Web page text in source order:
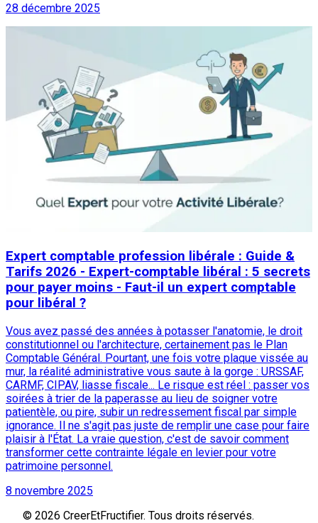
28 décembre 2025
Expert comptable profession libérale : Guide &
Tarifs 2026 - Expert-comptable libéral : 5 secrets
pour payer moins - Faut-il un expert comptable
pour libéral ?
Vous avez passé des années à potasser l'anatomie, le droit
constitutionnel ou l'architecture, certainement pas le Plan
Comptable Général. Pourtant, une fois votre plaque vissée au
mur, la réalité administrative vous saute à la gorge : URSSAF,
CARMF, CIPAV, liasse fiscale... Le risque est réel : passer vos
soirées à trier de la paperasse au lieu de soigner votre
patientèle, ou pire, subir un redressement fiscal par simple
ignorance. Il ne s'agit pas juste de remplir une case pour faire
plaisir à l'État. La vraie question, c'est de savoir comment
transformer cette contrainte légale en levier pour votre
patrimoine personnel.
8 novembre 2025
© 2026 CreerEtFructifier. Tous droits réservés.